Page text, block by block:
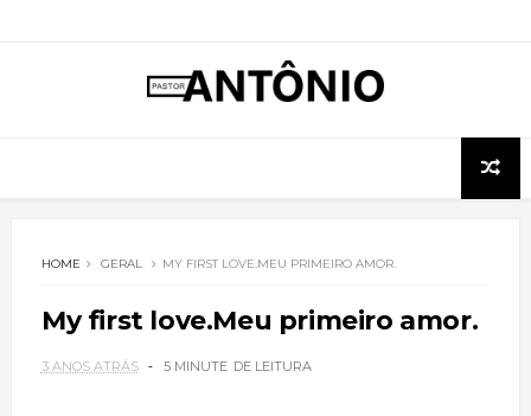
HOME GERAL MY FIRST LOVE.MEU PRIMEIRO AMOR.
My first love.Meu primeiro amor.
3 ANOS ATRÁS 5 MINUTE DE LEITURA